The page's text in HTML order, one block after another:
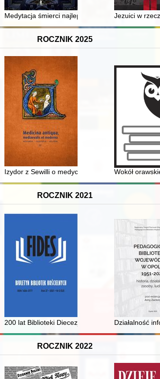
luterańskich z Czerwińska zachowane w
Medytacja śmierci najlepszą filozofią : o roli
Jezuici w
ROCZNIK 2025
Izydor z Sewilli o medycynie ("Etymologie", księga
Wokół
ROCZNIK 2021
Targowicy oraz ich naśladowców w
200 lat Biblioteki Diecezjalnej w Sandomierzu :
Działalność
ROCZNIK 2022